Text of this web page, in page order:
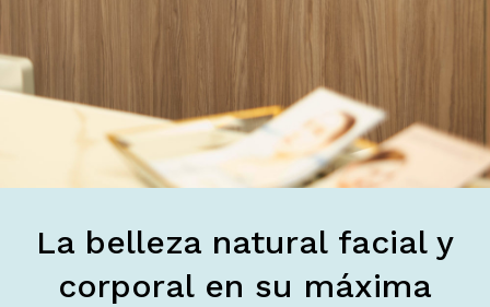
La belleza natural facial y
corporal en su máxima